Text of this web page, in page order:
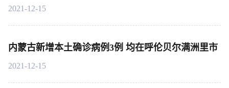
2021-12-15
内蒙古新增本土确诊病例3例 均在呼伦贝尔满洲里市
2021-12-15